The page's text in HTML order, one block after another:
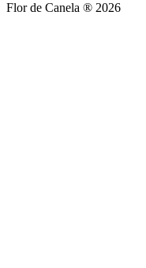
Flor de Canela ® 2026